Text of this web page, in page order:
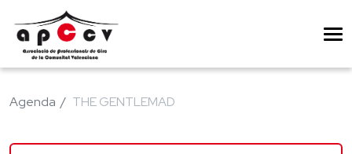
Agenda THE GENTLEMAD